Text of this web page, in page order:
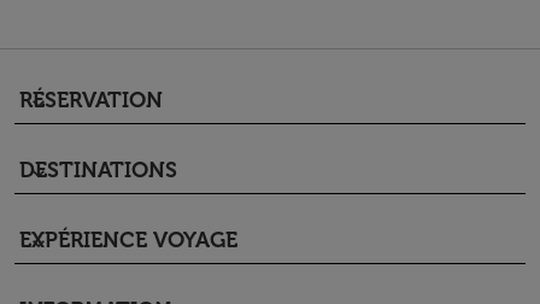
RÉSERVATION
keyboard_arrow_down
DESTINATIONS
keyboard_arrow_down
EXPÉRIENCE VOYAGE
keyboard_arrow_down